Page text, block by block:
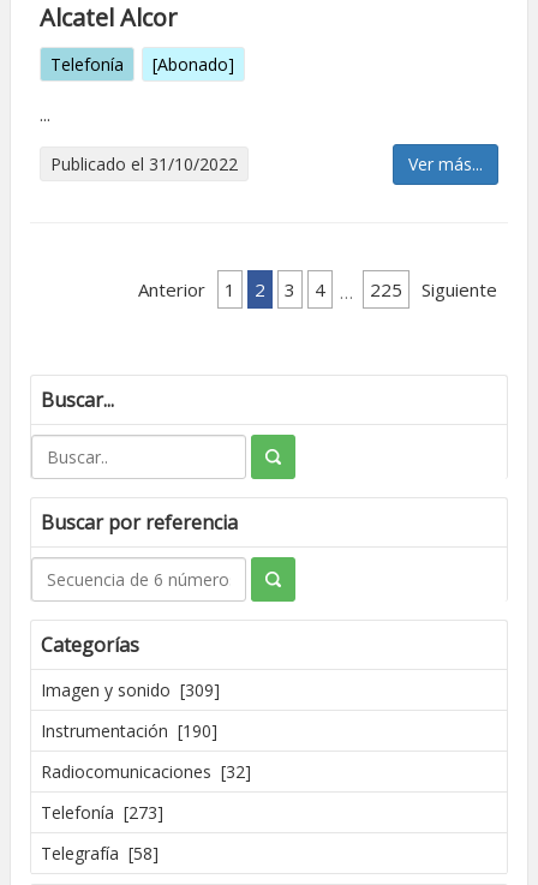
Alcatel Alcor
Telefonía [Abonado]
...
Publicado el 31/10/2022 Ver más...
Anterior 1 2 3 4 … 225 Siguiente
Buscar...
Buscar por referencia
Categorías
Imagen y sonido [309]
Instrumentación [190]
Radiocomunicaciones [32]
Telefonía [273]
Telegrafía [58]